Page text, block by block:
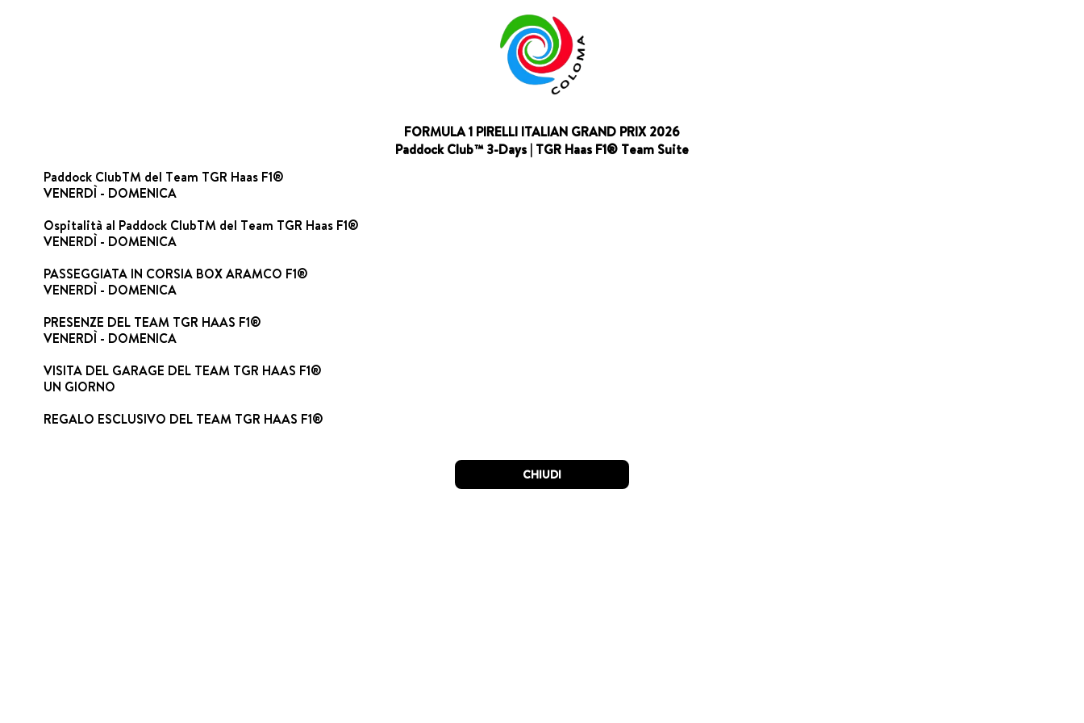
FORMULA 1 PIRELLI ITALIAN GRAND PRIX 2026
Paddock Club™ 3-Days | TGR Haas F1® Team Suite
Paddock ClubTM del Team TGR Haas F1®
VENERDÌ - DOMENICA
Ospitalità al Paddock ClubTM del Team TGR Haas F1®
VENERDÌ - DOMENICA
PASSEGGIATA IN CORSIA BOX ARAMCO F1®
VENERDÌ - DOMENICA
PRESENZE DEL TEAM TGR HAAS F1®
VENERDÌ - DOMENICA
VISITA DEL GARAGE DEL TEAM TGR HAAS F1®
UN GIORNO
REGALO ESCLUSIVO DEL TEAM TGR HAAS F1®
CHIUDI